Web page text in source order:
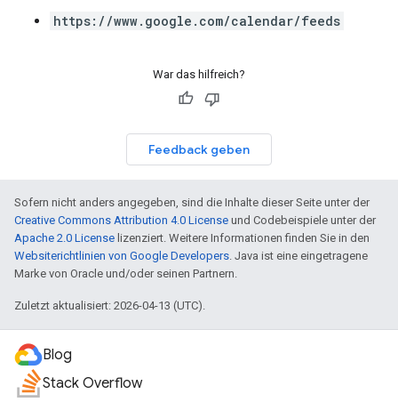
https://www.google.com/calendar/feeds
War das hilfreich?
Feedback geben
Sofern nicht anders angegeben, sind die Inhalte dieser Seite unter der
Creative Commons Attribution 4.0 License und Codebeispiele unter der
Apache 2.0 License lizenziert. Weitere Informationen finden Sie in den
Websiterichtlinien von Google Developers. Java ist eine eingetragene
Marke von Oracle und/oder seinen Partnern.
Zuletzt aktualisiert: 2026-04-13 (UTC).
Blog
Stack Overflow